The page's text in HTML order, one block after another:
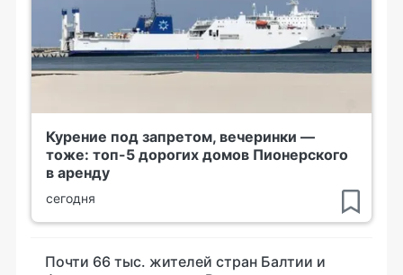
Курение под запретом, вечеринки —
тоже: топ-5 дорогих домов Пионерского
в аренду
сегодня
Почти 66 тыс. жителей стран Балтии и